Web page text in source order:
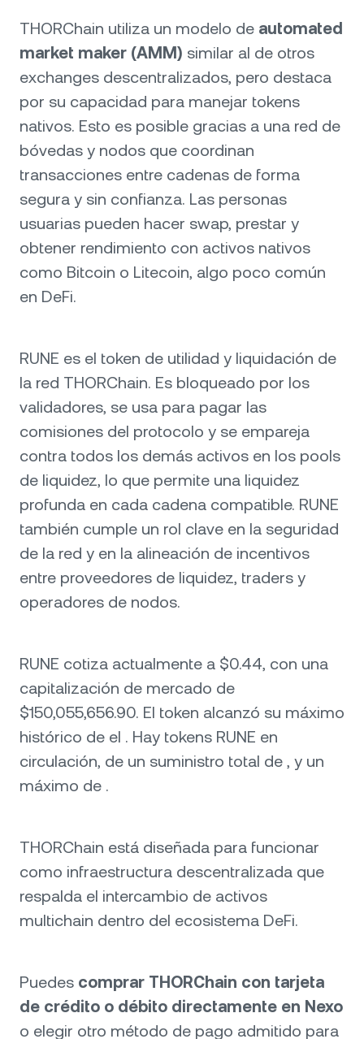
THORChain utiliza un modelo de automated
market maker (AMM) similar al de otros
exchanges descentralizados, pero destaca
por su capacidad para manejar tokens
nativos. Esto es posible gracias a una red de
bóvedas y nodos que coordinan
transacciones entre cadenas de forma
segura y sin confianza. Las personas
usuarias pueden hacer swap, prestar y
obtener rendimiento con activos nativos
como Bitcoin o Litecoin, algo poco común
en DeFi.
RUNE es el token de utilidad y liquidación de
la red THORChain. Es bloqueado por los
validadores, se usa para pagar las
comisiones del protocolo y se empareja
contra todos los demás activos en los pools
de liquidez, lo que permite una liquidez
profunda en cada cadena compatible. RUNE
también cumple un rol clave en la seguridad
de la red y en la alineación de incentivos
entre proveedores de liquidez, traders y
operadores de nodos.
RUNE cotiza actualmente a $0.44, con una
capitalización de mercado de
$150,055,656.90. El token alcanzó su máximo
histórico de el . Hay tokens RUNE en
circulación, de un suministro total de , y un
máximo de .
THORChain está diseñada para funcionar
como infraestructura descentralizada que
respalda el intercambio de activos
multichain dentro del ecosistema DeFi.
Puedes comprar THORChain con tarjeta
de crédito o débito directamente en Nexo
o elegir otro método de pago admitido para